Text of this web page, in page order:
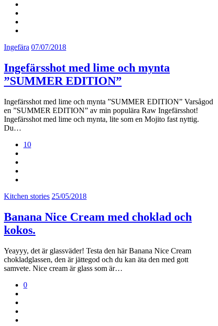
Ingefära 07/07/2018
Ingefärsshot med lime och mynta
”SUMMER EDITION”
Ingefärsshot med lime och mynta ”SUMMER EDITION” Varsågod
en ”SUMMER EDITION” av min populära Raw Ingefärsshot!
Ingefärsshot med lime och mynta, lite som en Mojito fast nyttig.
Du…
10
Kitchen stories 25/05/2018
Banana Nice Cream med choklad och
kokos.
Yeayyy, det är glassväder! Testa den här Banana Nice Cream
chokladglassen, den är jättegod och du kan äta den med gott
samvete. Nice cream är glass som är…
0